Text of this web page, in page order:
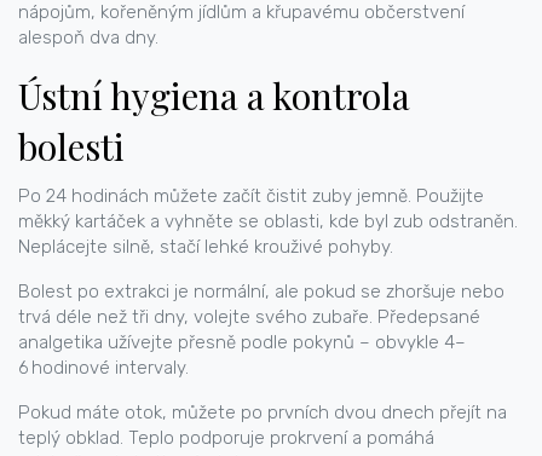
nápojům, kořeněným jídlům a křupavému občerstvení
alespoň dva dny.
Ústní hygiena a kontrola
bolesti
Po 24 hodinách můžete začít čistit zuby jemně. Použijte
měkký kartáček a vyhněte se oblasti, kde byl zub odstraněn.
Neplácejte silně, stačí lehké krouživé pohyby.
Bolest po extrakci je normální, ale pokud se zhoršuje nebo
trvá déle než tři dny, volejte svého zubaře. Předepsané
analgetika užívejte přesně podle pokynů – obvykle 4–
6 hodinové intervaly.
Pokud máte otok, můžete po prvních dvou dnech přejít na
teplý obklad. Teplo podporuje prokrvení a pomáhá